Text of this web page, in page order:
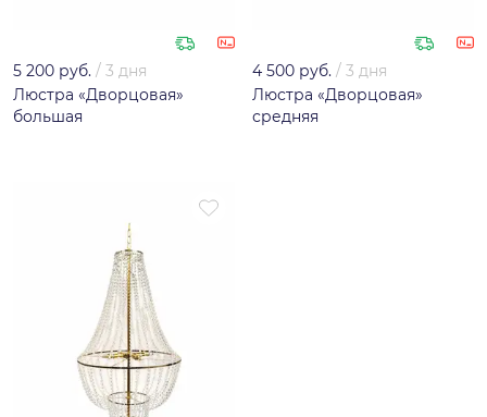
5 200 руб. / 3 дня
Люстра «Дворцовая»
большая
4 500 руб. / 3 дня
Люстра «Дворцовая»
средняя